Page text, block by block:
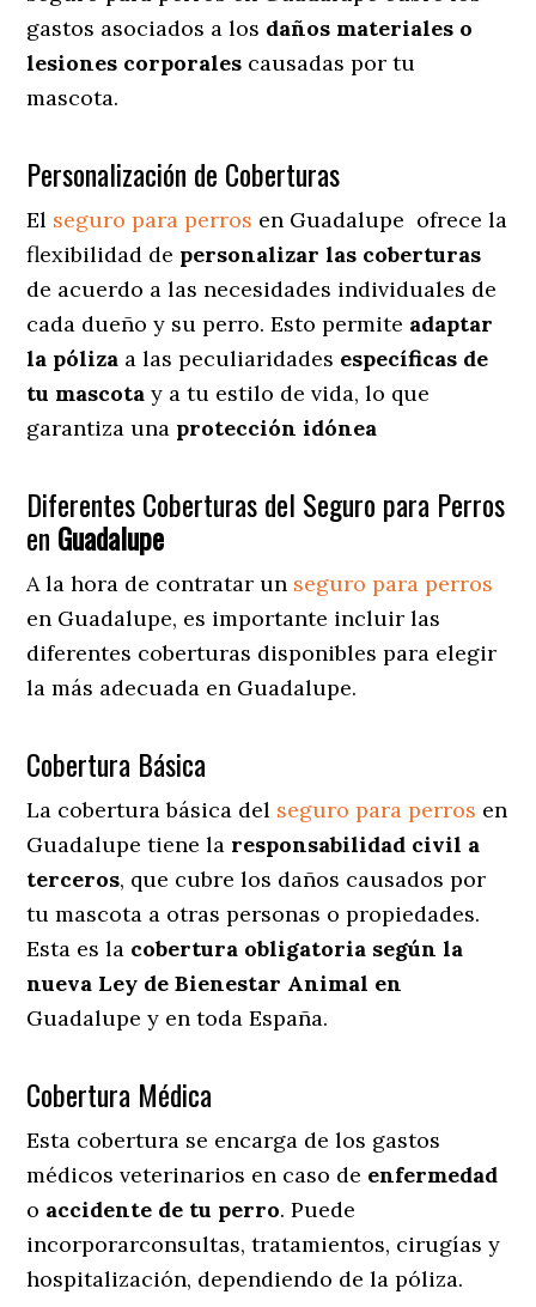
gastos asociados a los daños materiales o
lesiones corporales causadas por tu
mascota.
Personalización de Coberturas
El seguro para perros en Guadalupe ofrece la
flexibilidad de personalizar las coberturas
de acuerdo a las necesidades individuales de
cada dueño y su perro. Esto permite adaptar
la póliza a las peculiaridades específicas de
tu mascota y a tu estilo de vida, lo que
garantiza una protección idónea
Diferentes Coberturas del Seguro para Perros
en Guadalupe
A la hora de contratar un seguro para perros
en Guadalupe, es importante incluir las
diferentes coberturas disponibles para elegir
la más adecuada en Guadalupe.
Cobertura Básica
La cobertura básica del seguro para perros en
Guadalupe tiene la responsabilidad civil a
terceros, que cubre los daños causados por
tu mascota a otras personas o propiedades.
Esta es la cobertura obligatoria según la
nueva Ley de Bienestar Animal en
Guadalupe y en toda España.
Cobertura Médica
Esta cobertura se encarga de los gastos
médicos veterinarios en caso de enfermedad
o accidente de tu perro. Puede
incorporarconsultas, tratamientos, cirugías y
hospitalización, dependiendo de la póliza.